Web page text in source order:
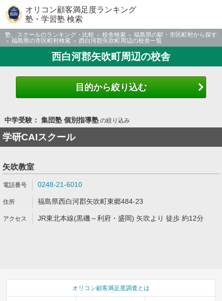
オリコン顧客満足度ランキング
塾・学習塾 検索
塾、スクールのランキング・比較 校舎検索
福島県の駅・市区町村から探す
福島県の市区町村検索
西白河郡矢吹町周辺の校舎一覧
西白河郡矢吹町周辺の校舎
目的から絞り込む
中学受験： 集団塾 個別指導塾の絞り込み
学研CAIスクール
矢吹教室
0248-21-6010
福島県西白河郡矢吹町東郷484-23
JR東北本線(黒磯～利府・盛岡) 矢吹より 徒歩 約12分
オリコン顧客満足度調査とは